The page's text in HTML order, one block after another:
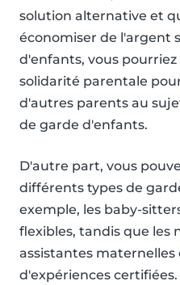
solution alternative et
économiser de l'argent
d'enfants, vous
solidarité parentale
d'autres parents au
de garde d'enfants.
D'autre part, vous
différents types de
exemple, les baby-
flexibles, tandis que les
assistantes
d'expériences